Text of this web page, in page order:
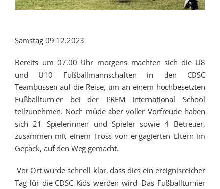
Samstag 09.12.2023
Bereits um 07.00 Uhr morgens machten sich die U8
und U10 Fußballmannschaften in den CDSC
Teambussen auf die Reise, um an einem hochbesetzten
Fußballturnier bei der PREM International School
teilzunehmen. Noch müde aber voller Vorfreude haben
sich 21 Spielerinnen und Spieler sowie 4 Betreuer,
zusammen mit einem Tross von engagierten Eltern im
Gepäck, auf den Weg gemacht.
Vor Ort wurde schnell klar, dass dies ein ereignisreicher
Tag für die CDSC Kids werden wird. Das Fußballturnier